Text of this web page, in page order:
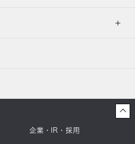
企業・IR・採用